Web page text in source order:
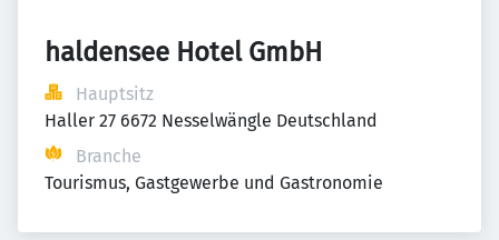
haldensee Hotel GmbH
Hauptsitz
Haller 27 6672 Nesselwängle Deutschland
Branche
Tourismus, Gastgewerbe und Gastronomie